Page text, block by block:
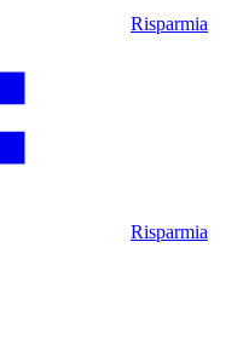
Risparmia
Risparmia